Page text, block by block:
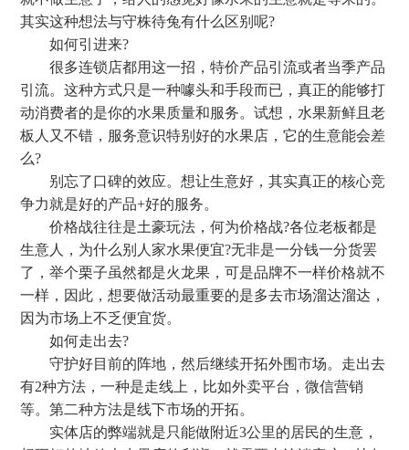
其实这种想法与守株待兔有什么区别呢?
如何引进来?
很多连锁店都用这一招，特价产品引流或者当季产品
引流。这种方式只是一种噱头和手段而已，真正的能够打
动消费者的是你的水果质量和服务。试想，水果新鲜且老
板人又不错，服务意识特别好的水果店，它的生意能会差
么?
别忘了口碑的效应。想让生意好，其实真正的核心竞
争力就是好的产品+好的服务。
价格战往往是土豪玩法，何为价格战?各位老板都是
生意人，为什么别人家水果便宜?无非是一分钱一分货罢
了，举个栗子虽然都是火龙果，可是品牌不一样价格就不
一样，因此，想要做活动最重要的是多去市场溜达溜达，
因为市场上不乏便宜货。
如何走出去?
守护好目前的阵地，然后继续开拓外围市场。走出去
有2种方法，一种是走线上，比如外卖平台，微信营销
等。第二种方法是线下市场的开拓。
实体店的弊端就是只能做附近3公里的居民的生意，